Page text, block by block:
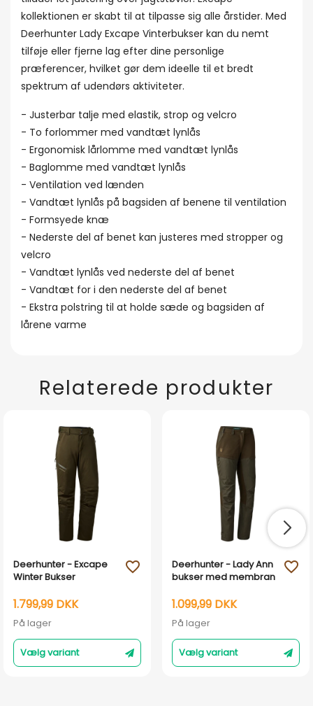
kollektionen er skabt til at tilpasse sig alle årstider. Med
Deerhunter Lady Excape Vinterbukser kan du nemt
tilføje eller fjerne lag efter dine personlige
præferencer, hvilket gør dem ideelle til et bredt
spektrum af udendørs aktiviteter.
- Justerbar talje med elastik, strop og velcro
- To forlommer med vandtæt lynlås
- Ergonomisk lårlomme med vandtæt lynlås
- Baglomme med vandtæt lynlås
- Ventilation ved lænden
- Vandtæt lynlås på bagsiden af benene til ventilation
- Formsyede knæ
- Nederste del af benet kan justeres med stropper og
velcro
- Vandtæt lynlås ved nederste del af benet
- Vandtæt for i den nederste del af benet
- Ekstra polstring til at holde sæde og bagsiden af
lårene varme
Relaterede produkter
Deerhunter - Excape
Winter Bukser
1.799,99 DKK
På lager
Vælg variant
favorite_outline
Deerhunter - Lady Ann
bukser med membran
1.099,99 DKK
På lager
Vælg variant
favorite_outline